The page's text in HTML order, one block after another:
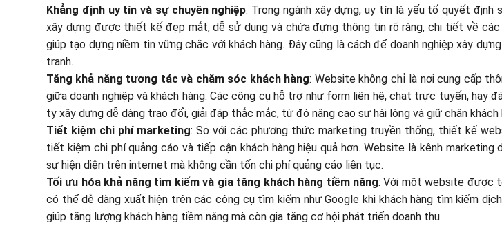
Khẳng định uy tín và sự chuyên nghiệp: Trong ngành xây dựng, uy tín là yếu tố quyết định
xây dựng được thiết kế đẹp mắt, dễ sử dụng và chứa đựng thông tin rõ ràng, chi tiết về
giúp tạo dựng niềm tin vững chắc với khách hàng. Đây cũng là cách để doanh nghiệp xây
tranh.
Tăng khả năng tương tác và chăm sóc khách hàng: Website không chỉ là nơi cung cấp
giữa doanh nghiệp và khách hàng. Các công cụ hỗ trợ như form liên hệ, chat trực tuyến, hay
ty xây dựng dễ dàng trao đổi, giải đáp thắc mắc, từ đó nâng cao sự hài lòng và giữ chân khách
Tiết kiệm chi phí marketing: So với các phương thức marketing truyền thống, thiết kế
tiết kiệm chi phí quảng cáo và tiếp cận khách hàng hiệu quả hơn. Website là kênh marketing
sự hiện diện trên internet mà không cần tốn chi phí quảng cáo liên tục.
Tối ưu hóa khả năng tìm kiếm và gia tăng khách hàng tiềm năng: Với một website được
có thể dễ dàng xuất hiện trên các công cụ tìm kiếm như Google khi khách hàng tìm kiếm
giúp tăng lượng khách hàng tiềm năng mà còn gia tăng cơ hội phát triển doanh thu.